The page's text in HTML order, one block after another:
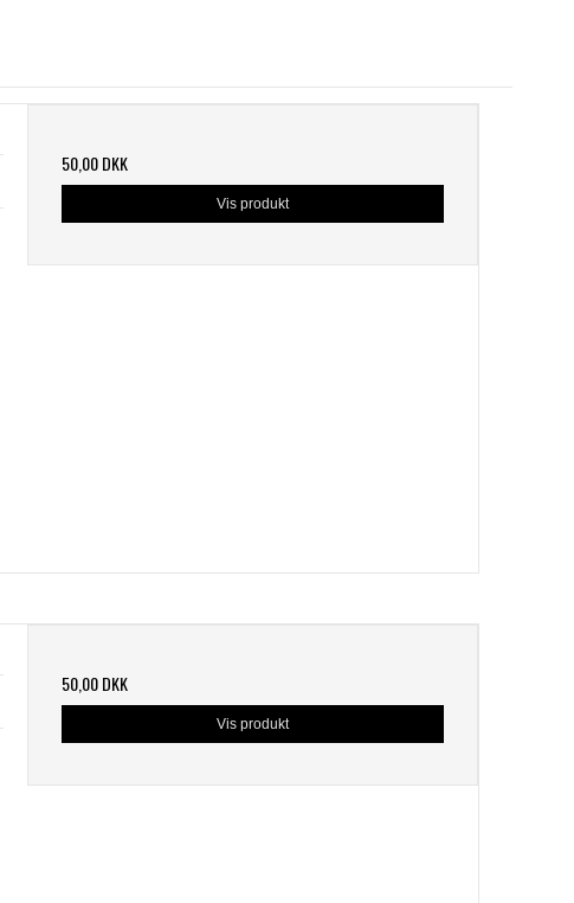
50,00 DKK
Vis produkt
50,00 DKK
Vis produkt